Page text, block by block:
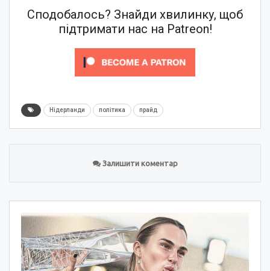
Сподобалось? Знайди хвилинку, щоб
підтримати нас на Patreon!
Нідерланди політика прайд
Залишити коментар